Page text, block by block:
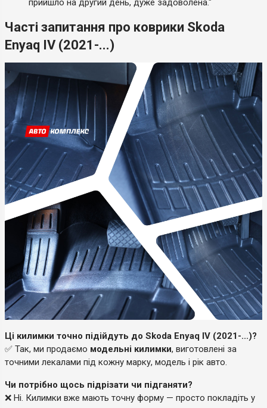
прийшло на другий день, дуже задоволена."
Часті запитання про коврики Skoda
Enyaq IV (2021-...)
Ці килимки точно підійдуть до Skoda Enyaq IV (2021-...)?
✅ Так, ми продаємо модельні килимки, виготовлені за
точними лекалами під кожну марку, модель і рік авто.
Чи потрібно щось підрізати чи підганяти?
❌ Ні. Килимки вже мають точну форму — просто покладіть у